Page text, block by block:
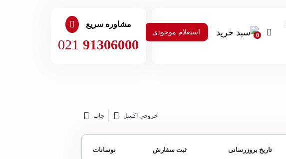
0 استعلام موجودی
مشاوره سریع
021 91306000
خروجی اکسل چاپ
تاریخ بروزرسانی ثبت سفارش نوسانات